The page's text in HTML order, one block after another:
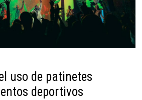
uso de patinetes
deportivos